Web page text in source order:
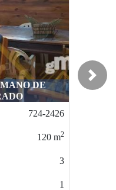
DE
724-2426
120 m2
3
1
Next